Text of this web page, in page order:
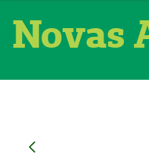
Novas